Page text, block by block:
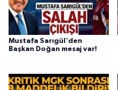
Mustafa Sarıgül'den
Başkan Doğan mesaj var!